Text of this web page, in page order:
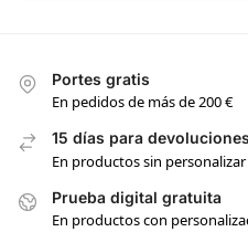
Portes gratis
En pedidos de más de 200 €
15 días para devoluciones
En productos sin personalizar
Prueba digital gratuita
En productos con